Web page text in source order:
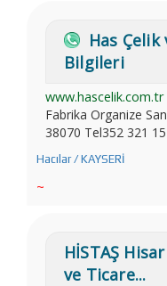
Has
Bilgileri
www.hascelik.com.tr
Fabrika Organize
38070 Tel352 321
Hacılar / KAYSERİ
~
HİSTAŞ
ve Ticare...